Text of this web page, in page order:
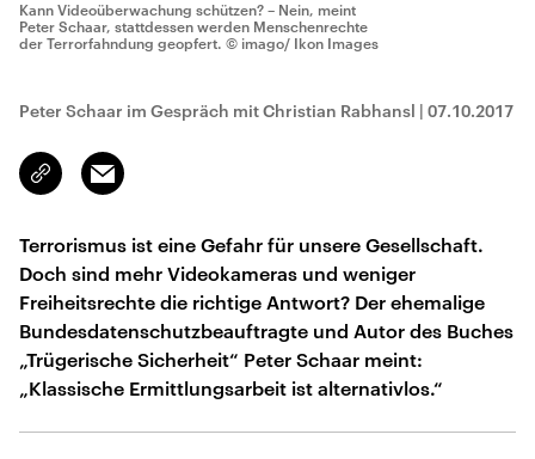
Kann Videoüberwachung schützen? – Nein, meint
Peter Schaar, stattdessen werden Menschenrechte
der Terrorfahndung geopfert. © imago/ Ikon Images
Peter Schaar im Gespräch mit Christian Rabhansl | 07.10.2017
Link
kopieren/teilen
Email
Terrorismus ist eine Gefahr für unsere Gesellschaft.
Doch sind mehr Videokameras und weniger
Freiheitsrechte die richtige Antwort? Der ehemalige
Bundesdatenschutzbeauftragte und Autor des Buches
„Trügerische Sicherheit“ Peter Schaar meint:
„Klassische Ermittlungsarbeit ist alternativlos.“